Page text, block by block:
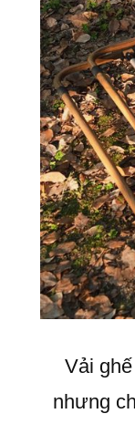
Vải
nhưng